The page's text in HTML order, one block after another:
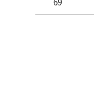
69